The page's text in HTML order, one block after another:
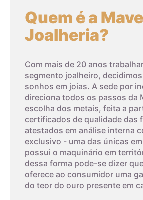
moda. A CZ também é frequentemente
científicas como um substituto do
experimentos.
Em contraste com a zircônia cúbica, a
forma natural de zircônia que cristal.
Quem é a Mave
Joalheria?
Com mais de 20 anos
segmento joalheiro,
sonhos em joias. A sede por
direciona todos os passos da
escolha dos metais, feita a
certificados de qualidade das
atestados em análise interna
exclusivo - uma das únicas
possui o maquinário em
dessa forma pode-se dizer
oferece ao consumidor uma
do teor do ouro presente em